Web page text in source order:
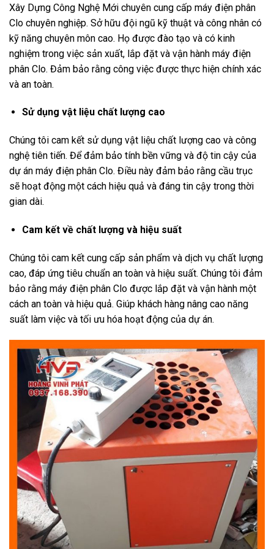
Xây Dựng Công Nghệ Mới chuyên cung cấp máy điện phân
Clo chuyên nghiệp. Sở hữu đội ngũ kỹ thuật và công nhân có
kỹ năng chuyên môn cao. Họ được đào tạo và có kinh
nghiệm trong việc sản xuất, lắp đặt và vận hành máy điện
phân Clo. Đảm bảo rằng công việc được thực hiện chính xác
và an toàn.
Sử dụng vật liệu chất lượng cao
Chúng tôi cam kết sử dụng vật liệu chất lượng cao và công
nghệ tiên tiến. Để đảm bảo tính bền vững và độ tin cậy của
dự án máy điện phân Clo. Điều này đảm bảo rằng cầu trục
sẽ hoạt động một cách hiệu quả và đáng tin cậy trong thời
gian dài.
Cam kết về chất lượng và hiệu suất
Chúng tôi cam kết cung cấp sản phẩm và dịch vụ chất lượng
cao, đáp ứng tiêu chuẩn an toàn và hiệu suất. Chúng tôi đảm
bảo rằng máy điện phân Clo được lắp đặt và vận hành một
cách an toàn và hiệu quả. Giúp khách hàng nâng cao năng
suất làm việc và tối ưu hóa hoạt động của dự án.